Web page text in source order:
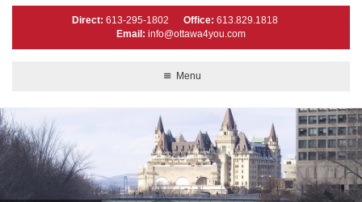
Direct: 613-295-1802 Office: 613.829.1818
Email: info@ottawa4you.com
Menu